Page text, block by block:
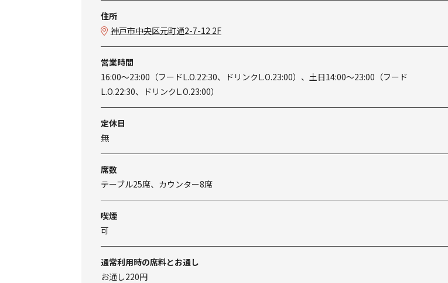
住所
神戸市中央区元町通2-7-12 2F
営業時間
16:00～23:00（フードL.O.22:30、ドリンクL.O.23:00）、土日14:00～23:00（フード
L.O.22:30、ドリンクL.O.23:00）
定休日
無
席数
テーブル25席、カウンター8席
喫煙
可
通常利用時の席料とお通し
お通し220円